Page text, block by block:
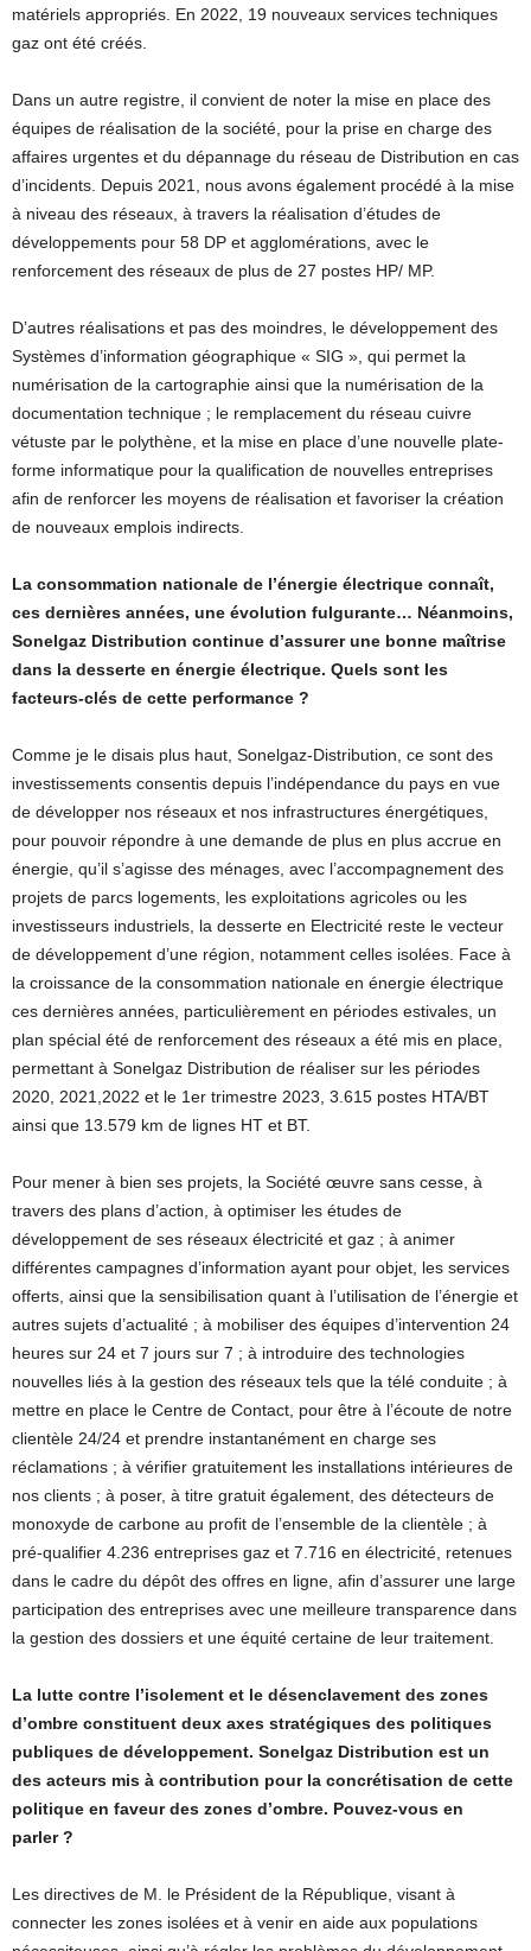
matériels appropriés. En 2022, 19 nouveaux services techniques
gaz ont été créés.
Dans un autre registre, il convient de noter la mise en place des
équipes de réalisation de la société, pour la prise en charge des
affaires urgentes et du dépannage du réseau de Distribution en cas
d’incidents. Depuis 2021, nous avons également procédé à la mise
à niveau des réseaux, à travers la réalisation d’études de
développements pour 58 DP et agglomérations, avec le
renforcement des réseaux de plus de 27 postes HP/ MP.
D’autres réalisations et pas des moindres, le développement des
Systèmes d’information géographique « SIG », qui permet la
numérisation de la cartographie ainsi que la numérisation de la
documentation technique ; le remplacement du réseau cuivre
vétuste par le polythène, et la mise en place d’une nouvelle plate-
forme informatique pour la qualification de nouvelles entreprises
afin de renforcer les moyens de réalisation et favoriser la création
de nouveaux emplois indirects.
La consommation nationale de l’énergie électrique connaît,
ces dernières années, une évolution fulgurante… Néanmoins,
Sonelgaz Distribution continue d’assurer une bonne maîtrise
dans la desserte en énergie électrique. Quels sont les
facteurs-clés de cette performance ?
Comme je le disais plus haut, Sonelgaz-Distribution, ce sont des
investissements consentis depuis l’indépendance du pays en vue
de développer nos réseaux et nos infrastructures énergétiques,
pour pouvoir répondre à une demande de plus en plus accrue en
énergie, qu’il s’agisse des ménages, avec l’accompagnement des
projets de parcs logements, les exploitations agricoles ou les
investisseurs industriels, la desserte en Electricité reste le vecteur
de développement d’une région, notamment celles isolées. Face à
la croissance de la consommation nationale en énergie électrique
ces dernières années, particulièrement en périodes estivales, un
plan spécial été de renforcement des réseaux a été mis en place,
permettant à Sonelgaz Distribution de réaliser sur les périodes
2020, 2021,2022 et le 1er trimestre 2023, 3.615 postes HTA/BT
ainsi que 13.579 km de lignes HT et BT.
Pour mener à bien ses projets, la Société œuvre sans cesse, à
travers des plans d’action, à optimiser les études de
développement de ses réseaux électricité et gaz ; à animer
différentes campagnes d’information ayant pour objet, les services
offerts, ainsi que la sensibilisation quant à l’utilisation de l’énergie et
autres sujets d’actualité ; à mobiliser des équipes d’intervention 24
heures sur 24 et 7 jours sur 7 ; à introduire des technologies
nouvelles liés à la gestion des réseaux tels que la télé conduite ; à
mettre en place le Centre de Contact, pour être à l’écoute de notre
clientèle 24/24 et prendre instantanément en charge ses
réclamations ; à vérifier gratuitement les installations intérieures de
nos clients ; à poser, à titre gratuit également, des détecteurs de
monoxyde de carbone au profit de l’ensemble de la clientèle ; à
pré-qualifier 4.236 entreprises gaz et 7.716 en électricité, retenues
dans le cadre du dépôt des offres en ligne, afin d’assurer une large
participation des entreprises avec une meilleure transparence dans
la gestion des dossiers et une équité certaine de leur traitement.
La lutte contre l’isolement et le désenclavement des zones
d’ombre constituent deux axes stratégiques des politiques
publiques de développement. Sonelgaz Distribution est un
des acteurs mis à contribution pour la concrétisation de cette
politique en faveur des zones d’ombre. Pouvez-vous en
parler ?
Les directives de M. le Président de la République, visant à
connecter les zones isolées et à venir en aide aux populations